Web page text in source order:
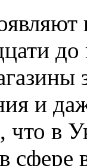
и
что в
в